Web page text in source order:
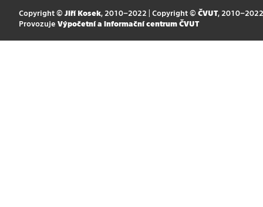
Copyright © Jiří Kosek, 2010–2022 | Copyright © ČVUT, 2010–2022
Provozuje Výpočetní a informační centrum ČVUT